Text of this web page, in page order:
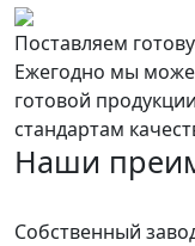
Поставляем
Ежегодно мы
готовой
стандартам
Наши
Собственный